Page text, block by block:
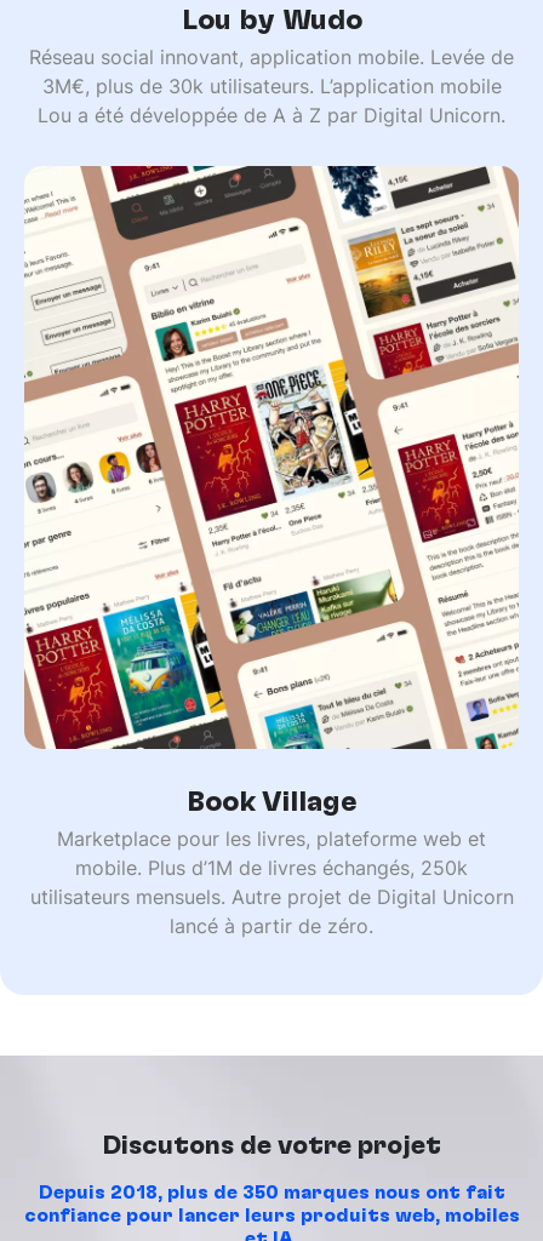
Lou by Wudo
Réseau social innovant, application mobile. Levée de
3M€, plus de 30k utilisateurs. L’application mobile
Lou a été développée de A à Z par Digital Unicorn.
Book Village
Marketplace pour les livres, plateforme web et
mobile. Plus d’1M de livres échangés, 250k
utilisateurs mensuels. Autre projet de Digital Unicorn
lancé à partir de zéro.
Discutons de votre projet
Depuis 2018, plus de 350 marques nous ont fait
confiance pour lancer leurs produits web, mobiles